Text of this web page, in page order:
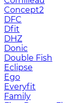
Concept2
DFC
Dfit
DHZ
Donic
Double Fish
Eclipse
Ego
Everyfit
Family